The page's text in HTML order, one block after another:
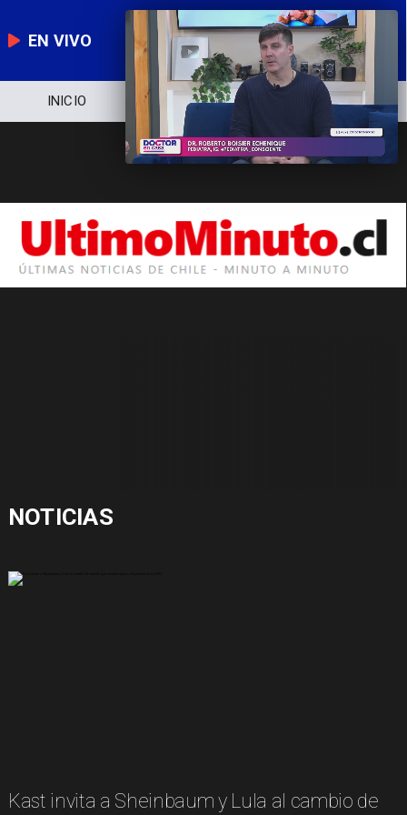
EN VIVO
INICIO NOTICIERO POLÍTICA
NOTICIAS
Kast invita a Sheinbaum y Lula al cambio de